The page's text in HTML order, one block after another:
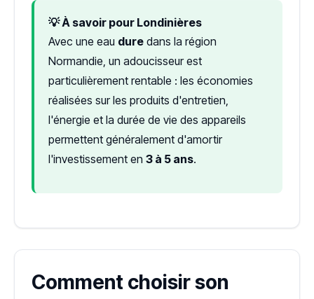
💡 À savoir pour Londinières
Avec une eau dure dans la région
Normandie, un adoucisseur est
particulièrement rentable : les économies
réalisées sur les produits d'entretien,
l'énergie et la durée de vie des appareils
permettent généralement d'amortir
l'investissement en 3 à 5 ans.
Comment choisir son